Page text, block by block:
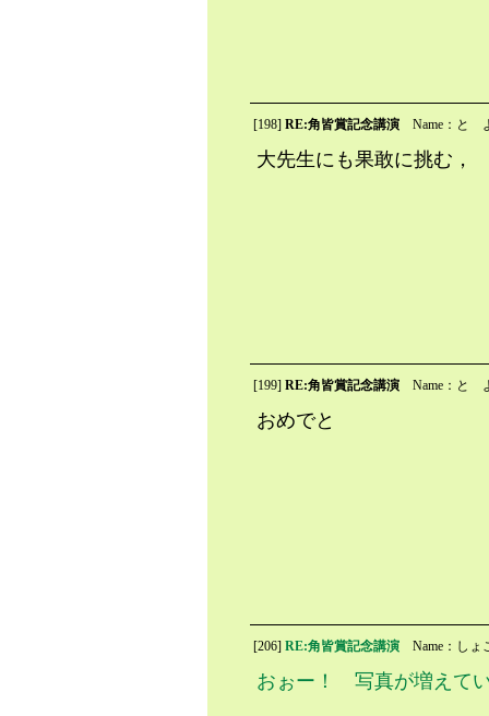
[198] RE:角皆賞記念講演 Name：と
大先生にも果敢に挑む，
[199] RE:角皆賞記念講演 Name：と
おめでと
[206] RE:角皆賞記念講演 Name：しょ
おぉー！ 写真が増えて